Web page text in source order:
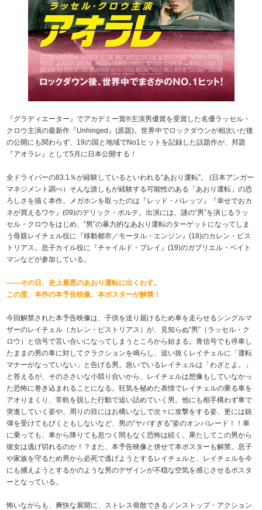
『グラディエーター』でアカデミー賞®主演男優賞を受賞した名優ラッセル・
クロウ主演の最新作『Unhinged』(原題)。世界中でロックダウンが相次いだ後
の公開にも関わらず、19の国と地域でNo1ヒットを記録した話題作が、邦題
『アオラレ』として5月に日本公開する！
全ドライバーの83.1％が経験しているといわれる“あおり運転”。 (日本アンガー
マネジメント調べ）そんな誰しもが経験する可能性のある「あおり運転」の恐
ろしさを描く本作。メガホンを取ったのは『レッド・バレッツ』『幸せでおカ
ネが買えるワケ』(09)のデリック・ボルテ。出演には、謎の“男”を演じるラッ
セル・クロウをはじめ、“男”の暴力的なあおり運転のターゲットになってしま
う母親レイチェル役に『移動都市／モータル・エンジン』(18)のカレン・ピス
トリアス。息子カイル役に『チャイルド・プレイ』(19)のガブリエル・ベイト
マンなどが参加している。
――その日、史上最悪のあおり運転に出くわす。
この度、本作の本予告映像、本ポスターが解禁！
今回解禁された本予告映像は、子供を送り届けるため車を走らせるシングルマ
ザーのレイチェル（カレン・ピストリアス）が、見知らぬ“男”（ラッセル・ク
ロウ）と信号で言い合いになってしまうところから始まる。青信号でも停車し
たままの男の車に対してクラクションを鳴らし、追い抜くレイチェルに「運転
マナーがなっていない」と告げる男。急いでいるレイチェルは「わざとよ。」
と答えるが、そのささいな小競り合いから、レイチェルは想像もしていなかっ
た恐怖に巻き込まれることになる。狂気を秘めた表情でレイチェルの乗る車を
アオりまくり、常軌を脱した行動で追い詰めていく男。他にも相手構わず車で
突進していく姿や、周りの目にはお構いなしで次々に攻撃をする姿、更には銃
弾を受けてもびくともしないなど、男の”ヤバすぎる”姿のオンパレード！！車
に乗っても、車から降りても息つく間もなく恐怖は続く。果たしてこの男から
彼女は逃げ切れるのか！？また、本予告映像と併せて本ポスターも解禁。息子
や家族を守るため男から必死で逃げようとするレイチェルと、レイチェルを今
にも捕えようとするかのような男のデザインが不穏な空気を感じさせるポスタ
ーとなっている。
怖いながらも、爽快な展開に、ストレス発散できるノンストップ・アクション